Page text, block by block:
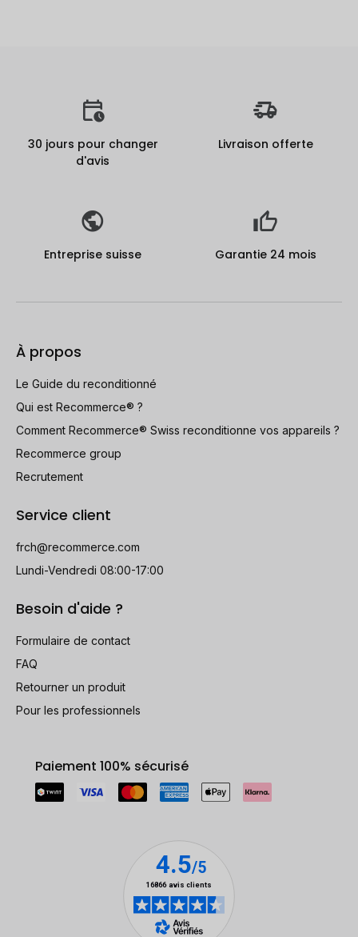
30 jours pour changer
d'avis
Livraison offerte
Entreprise suisse Garantie 24 mois
À propos
Le Guide du reconditionné
Qui est Recommerce® ?
Comment Recommerce® Swiss reconditionne vos appareils ?
Recommerce group
Recrutement
Service client
frch@recommerce.com
Lundi-Vendredi 08:00-17:00
Besoin d'aide ?
Formulaire de contact
FAQ
Retourner un produit
Pour les professionnels
Paiement 100% sécurisé